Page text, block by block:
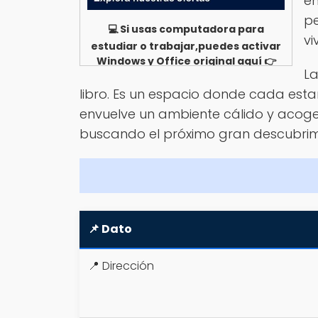
💻 Si usas computadora para
estudiar o trabajar,puedes activar
Windows y Office original aquí 👉
libro. Es un espacio donde cada
envuelve un ambiente cálido y
buscando el próximo gran
📌 Dato
📍 Dirección